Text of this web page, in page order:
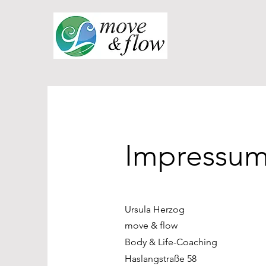
Ursula Herzog
move & flow
Body & Life-Coaching
Haslangstraße 58